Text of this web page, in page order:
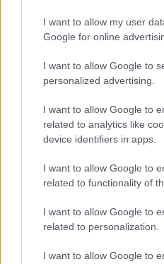
I want to allow my user
Google for online
I want to allow Google to
personalized advertising.
I want to allow Google to
related to analytics like
device identifiers in apps.
I want to allow Google to
related to functionality of
I want to allow Google to
related to personalization.
I want to allow Google to
Najnovšie príspevky
Re: Takto sa rieši málo
stačil jeden prvok |
používame tyčový ETA Terier…
stačil jeden prvok |
Dizajn je to nádherný, tá